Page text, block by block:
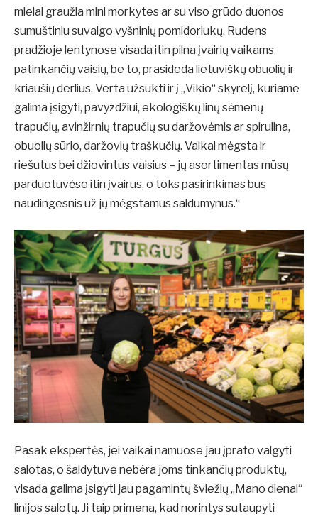
mielai graužia mini morkytes ar su viso grūdo duonos
sumuštiniu suvalgo vyšninių pomidoriukų. Rudens
pradžioje lentynose visada itin pilna įvairių vaikams
patinkančių vaisių, be to, prasideda lietuviškų obuolių ir
kriaušių derlius. Verta užsukti ir į „Vikio“ skyrelį, kuriame
galima įsigyti, pavyzdžiui, ekologiškų linų sėmenų
trapučių, avinžirnių trapučių su daržovėmis ar spirulina,
obuolių sūrio, daržovių traškučių. Vaikai mėgsta ir
riešutus bei džiovintus vaisius – jų asortimentas mūsų
parduotuvėse itin įvairus, o toks pasirinkimas bus
naudingesnis už jų mėgstamus saldumynus.“
Pasak ekspertės, jei vaikai namuose jau įprato valgyti
salotas, o šaldytuve nebėra joms tinkančių produktų,
visada galima įsigyti jau pagamintų šviežių „Mano dienai“
linijos salotų. Ji taip primena, kad norintys sutaupyti